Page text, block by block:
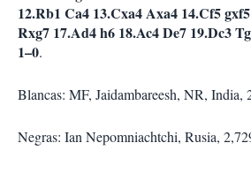
12.Rb1 Ca4 13.Cxa4 Axa4 14.Cf5
Rxg7 17.Ad4 h6 18.Ac4 De7 19.Dc3
1–0.
Blancas: MF, Jaidambareesh, NR, India,
Negras: Ian Nepomniachtchi, Rusia,